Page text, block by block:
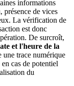
informations
présence de vices
La vérification de
est donc
De surcroît,
et l'heure de la
trace numérique
cas de potentiel
du